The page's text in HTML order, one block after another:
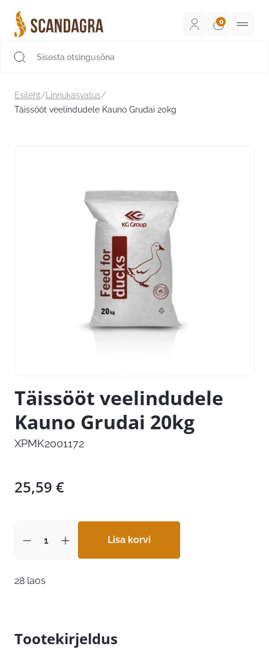
sisu
juurde
Esileht/ Linnukasvatus/
Täissööt veelindudele Kauno Grudai 20kg
Täissööt veelindudele
Kauno Grudai 20kg
XPMK2001172
25,59 €
Lisa korvi
28 laos
Tootekirjeldus